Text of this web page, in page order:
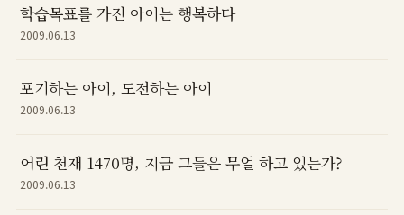
학습목표를 가진 아이는 행복하다
2009.06.13
포기하는 아이, 도전하는 아이
2009.06.13
어린 천재 1470명, 지금 그들은 무얼 하고 있는가?
2009.06.13